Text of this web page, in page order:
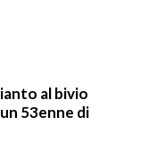
al bivio
53enne di